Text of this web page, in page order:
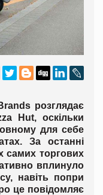
розглядає
Hut, оскільки
для себе
За останні
самих торгових
вплинуло
навіть попри
це повідомляє